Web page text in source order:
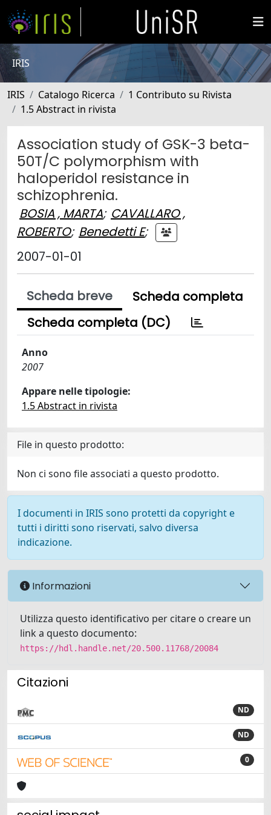
IRIS
IRIS Catalogo Ricerca
1 Contributo su Rivista
1.5 Abstract in rivista
Association study of GSK-3 beta-
50T/C polymorphism with
haloperidol resistance in
schizophrenia.
BOSIA , MARTA; CAVALLARO ,
ROBERTO; Benedetti E;
2007-01-01
Scheda breve
Scheda completa
Scheda completa (DC)
Anno
2007
Appare nelle tipologie:
1.5 Abstract in rivista
File in questo prodotto:
Non ci sono file associati a questo prodotto.
I documenti in IRIS sono protetti da copyright e
tutti i diritti sono riservati, salvo diversa
indicazione.
Informazioni
Utilizza questo identificativo per citare o creare un
link a questo documento:
https://hdl.handle.net/20.500.11768/20084
Citazioni
ND
ND
0